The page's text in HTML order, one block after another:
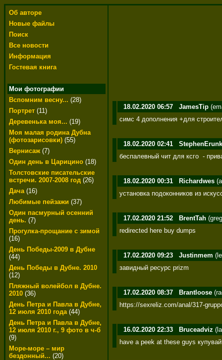
Об авторе
Новые файлы
Поиск
Все новости
Информация
Гостевая книга
Мои фотографии
Вспомним весну... (28)
Портрет (11)
Деревенька моя... (19)
Моя малая родина Дубна
(фотозарисовки) (55)
Вернисаж (7)
Один день в Царицино (18)
Толстовские писательские
встречи. 2007-2008 год (26)
Дача(16)
Любимые пейзажи (37)
Один пасмурный осенний
день. (7)
Прогулка-прощание с зимой
(16)
День Победы-2009 в Дубне
(44)
День Победы в Дубне. 2010
(12)
Пляжный волейбол в Дубне.
2010 (36)
День Петра и Павла в Дубне,
12 июля 2010 года(44)
День Петра и Павла в Дубне,
12 июля 2010 г., 9 фото в ч-б
(9)
Море-море – мир
бездонный... (20)
18.02.2020 06:57 JamesTip
симс 4 дополнения +для
18.02.2020 02:41
StephenErunk
беспалевный чит для ксго  -
18.02.2020 00:31 Richardwes
установка подоконников из
17.02.2020 21:52 BrentTah
redirected here buy dumps
17.02.2020 09:23 Justinmem
завидный ресурс prizm
17.02.2020 08:37 Brantloose
https://sexreliz.com/anal/317-
16.02.2020 22:33 Bruceadviz
have a peek at these guys